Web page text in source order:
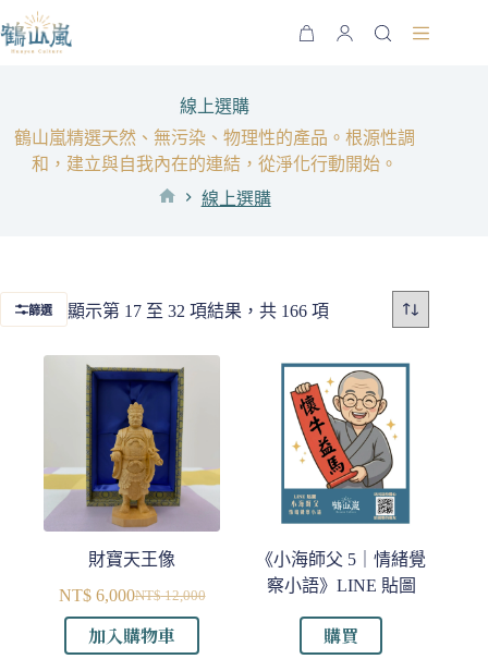
至
容
購
線上選購
鶴山嵐精選天然、無污染、物理性的產品。根源性調
和，建立與自我內在的連結，從淨化行動開始。
線上選購
篩選 顯示第 17 至 32 項結果，共 166 項依
新
項
目
排
序
財寶天王像
NT$12,000
始
NT$6,000
前
加入購物車
《小海師父 5｜情緒覺
察小語》LINE 貼圖
購買